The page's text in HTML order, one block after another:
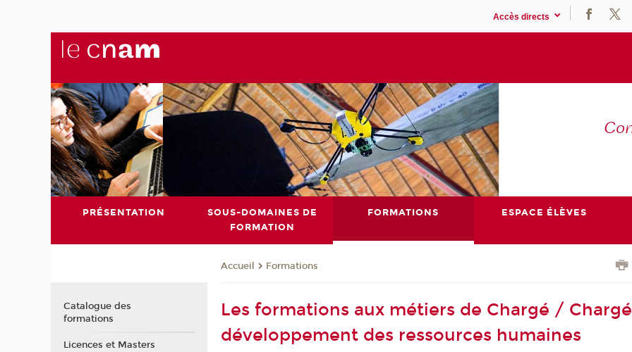
Accès directs
PRÉSENTATION
SOUS-DOMAINES DE
FORMATION
FORMATIONS ESPACE ÉLÈVES
Accueil Formations
Les formations aux métiers de Chargé /
développement des ressources humaines
Catalogue des
formations
Licences et Masters